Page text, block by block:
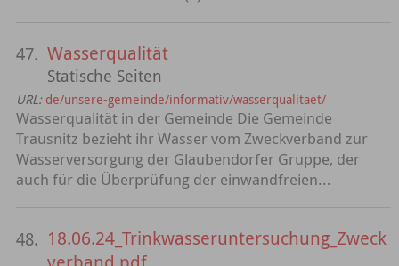
47. Wasserqualität
Statische Seiten
URL: de/unsere-gemeinde/informativ/wasserqualitaet/
Wasserqualität in der Gemeinde Die Gemeinde
Trausnitz bezieht ihr Wasser vom Zweckverband zur
Wasserversorgung der Glaubendorfer Gruppe, der
auch für die Überprüfung der einwandfreien...
48. 18.06.24_Trinkwasseruntersuchung_Zweck